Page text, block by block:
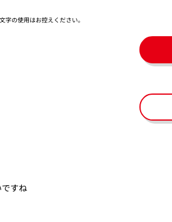
の使用はお控えください。​
すね